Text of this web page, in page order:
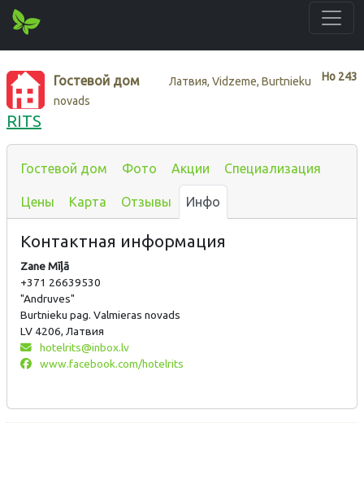
Нo 243
Гостевой дом
Латвия, Vidzeme, Burtnieku
novads
RITS
Гостевой дом Фото Акции Специализация
Цены Карта Отзывы Инфо
Контактная информация
Zane Mīļā
+371 26639530
"Andruves"
Burtnieku pag. Valmieras novads
LV 4206, Латвия
hotelrits@inbox.lv
www.facebook.com/hotelrits